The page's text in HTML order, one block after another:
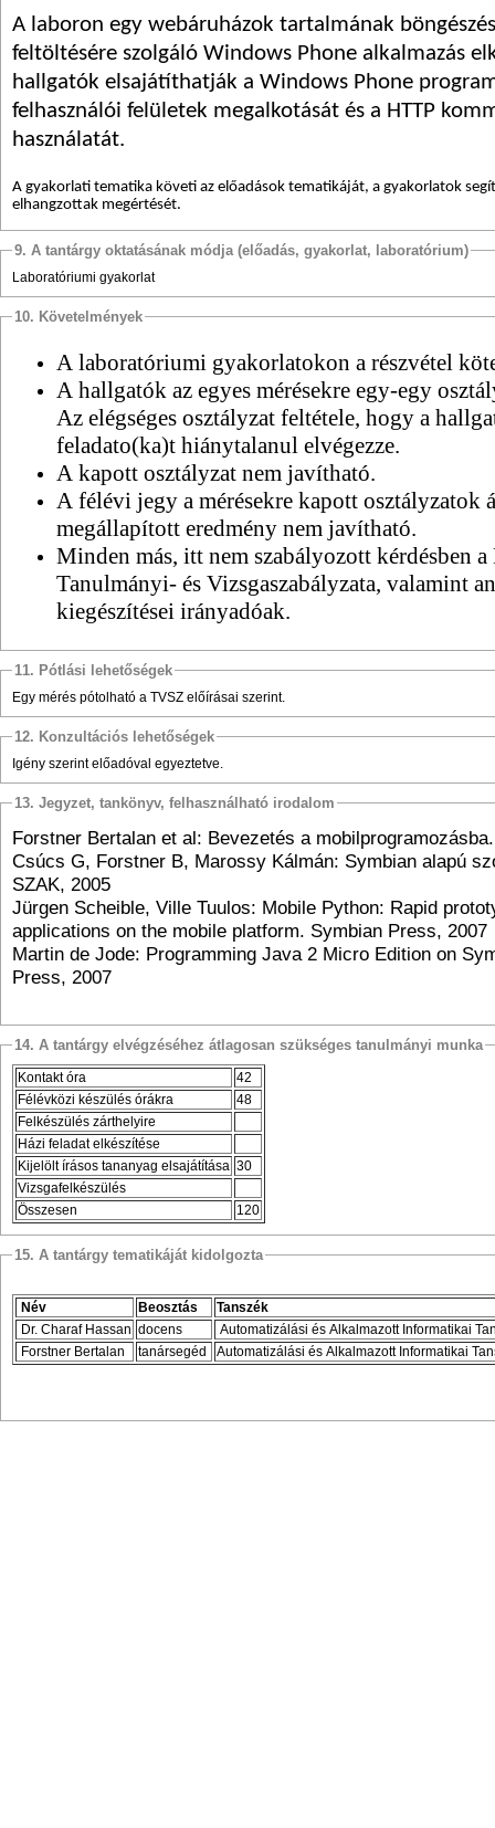
A laboron egy webáruházok tartalmának
feltöltésére szolgáló Windows Phone alkalmazás
hallgatók elsajátíthatják a Windows Phone
felhasználói felületek megalkotását és a HTTP
használatát.
A gyakorlati tematika követi az előadások tematikáját, a gyakorlatok
elhangzottak megértését.
9. A tantárgy oktatásának módja (előadás, gyakorlat, laboratórium)
Laboratóriumi gyakorlat
10. Követelmények
A laboratóriumi gyakorlatokon a részvétel
A hallgatók az egyes mérésekre egy-egy
Az elégséges osztályzat feltétele, hogy a
feladato(ka)t hiánytalanul elvégezze.
A kapott osztályzat nem javítható.
A félévi jegy a mérésekre kapott osztályzatok
megállapított eredmény nem javítható.
Minden más, itt nem szabályozott kérdésben
Tanulmányi- és Vizsgaszabályzata, valamint
kiegészítései irányadóak.
11. Pótlási lehetőségek
Egy mérés pótolható a TVSZ előírásai szerint.
12. Konzultációs lehetőségek
Igény szerint előadóval egyeztetve.
13. Jegyzet, tankönyv, felhasználható irodalom
Forstner Bertalan et al: Bevezetés a
Csúcs G, Forstner B, Marossy Kálmán: Symbian alapú
SZAK, 2005
Jürgen Scheible, Ville Tuulos: Mobile Python: Rapid
applications on the mobile platform. Symbian Press, 2007
Martin de Jode: Programming Java 2 Micro Edition on
Press, 2007
14. A tantárgy elvégzéséhez átlagosan szükséges tanulmányi munka
Kontakt óra
42
Félévközi készülés órákra
48
Felkészülés zárthelyire
Házi feladat elkészítése
Kijelölt írásos tananyag elsajátítása 30
Vizsgafelkészülés
Összesen
120
15. A tantárgy tematikáját kidolgozta
Név Beosztás
Tanszék
Dr. Charaf Hassan docens
Automatizálási és Alkalmazott Informatikai
Forstner Bertalan
tanársegéd Automatizálási és Alkalmazott Informatikai